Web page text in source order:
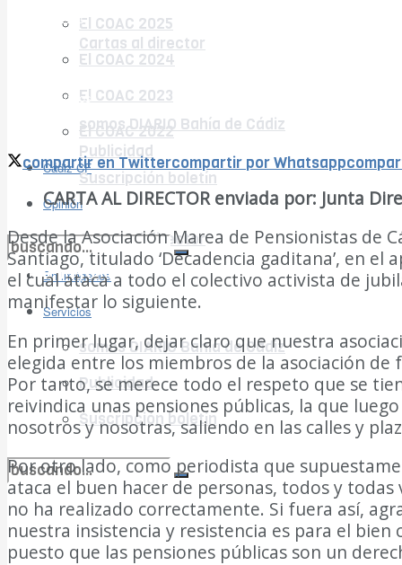
El COAC 2025
El COAC 2024
El COAC 2023
El COAC 2022
Cádiz CF
Opinión
Cartas al director
En imágenes
Servicios
somos DIARIO Bahía de Cádiz
Publicidad
Suscripción boletín
no encontramos resultados coincidentes
Ver todos los resultados
Opinión
Cartas al director
En imágenes
Servicios
somos DIARIO Bahía de Cádiz
Publicidad
Suscripción boletín
no encontramos resultados coincidentes
Ver todos los resultados
compartir en Twittercompartir por Whatsapp
CARTA AL DIRECTOR enviada por: Junta
Desde la Asociación Marea de Pensionistas de
Santiago, titulado ‘Decadencia gaditana’, en
el cual ataca a todo el colectivo activista de
manifestar lo siguiente.
En primer lugar, dejar claro que nuestra
elegida entre los miembros de la asociación
Por tanto, se merece todo el respeto que se
reivindica unas pensiones públicas, la que
nosotros y nosotras, saliendo en las calles y
Por otro lado, como periodista que
ataca el buen hacer de personas, todos y
no ha realizado correctamente. Si fuera así,
nuestra insistencia y resistencia es para el
puesto que las pensiones públicas son un